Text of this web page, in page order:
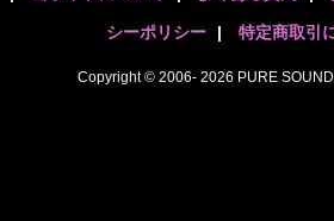
シーポリシー | 特定商取引
Copyright © 2006- 2026 PURE SOUND